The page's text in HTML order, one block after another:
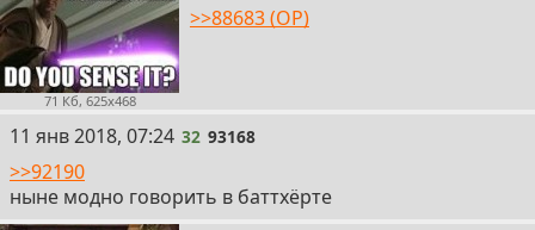
71 Кб, 625x468
>>88683 (OP)
32
11 янв 2018, 07:24 32 93168
>>92190
ныне модно говорить в баттхёрте